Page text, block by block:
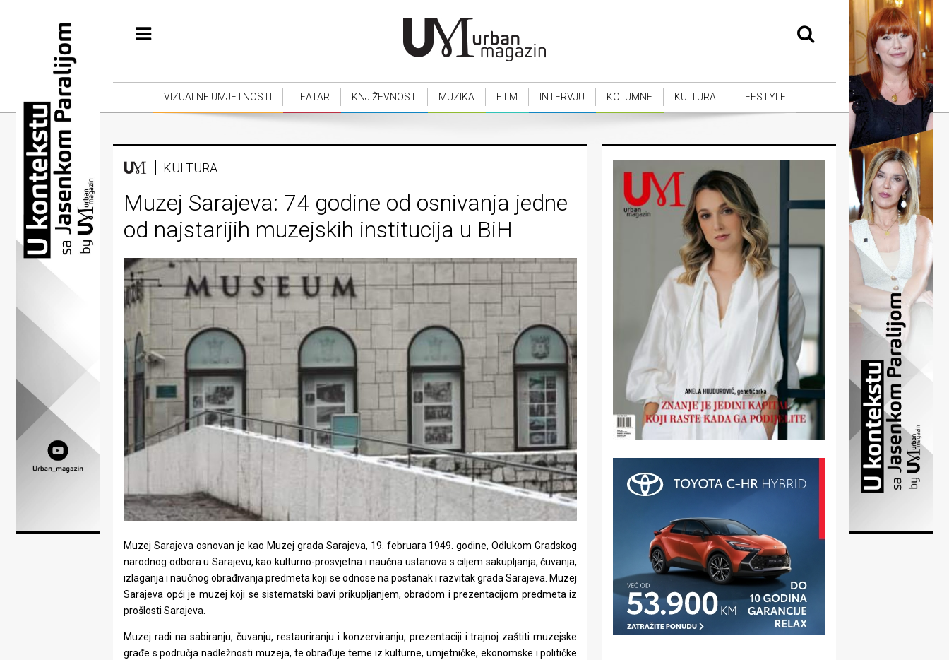
Vizualne
umjetnosti
Teatar
Književnost
Muzika
Film
Intervju
Kolumne
Lifestyle
Beauty
Zdravlje
stolom
u
VIZUALNE UMJETNOSTI TEATAR KNJIŽEVNOST MUZIKA FILM INTERVJU KOLUMNE KULTURA LIFESTYLE
KULTURA
Muzej Sarajeva: 74 godine od osnivanja jedne
od najstarijih muzejskih institucija u BiH
Muzej Sarajeva osnovan je kao Muzej grada Sarajeva, 19. februara 1949. godine, Odlukom Gradskog
narodnog odbora u Sarajevu, kao kulturno-prosvjetna i naučna ustanova s ciljem sakupljanja, čuvanja,
izlaganja i naučnog obrađivanja predmeta koji se odnose na postanak i razvitak grada Sarajeva. Muzej
Sarajeva opći je muzej koji se sistematski bavi prikupljanjem, obradom i prezentacijom predmeta iz
prošlosti Sarajeva.
Muzej radi na sabiranju, čuvanju, restauriranju i konzerviranju, prezentaciji i trajnoj zaštiti muzejske
građe s područja nadležnosti muzeja, te obrađuje teme iz kulturne, umjetničke, ekonomske i političke